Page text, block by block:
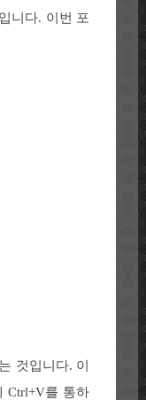
니다. 이번 포
것입니다. 이
Ctrl+V를 통하